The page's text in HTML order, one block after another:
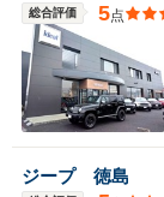
総合評価 5点
ジープ 徳島